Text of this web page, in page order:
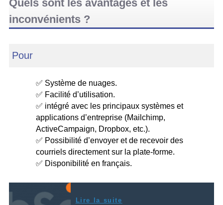
Quels sont les avantages et les
inconvénients ?
Pour
✅ Système de nuages.
✅ Facilité d’utilisation.
✅ intégré avec les principaux systèmes et
applications d’entreprise (Mailchimp,
ActiveCampaign, Dropbox, etc.).
✅ Possibilité d’envoyer et de recevoir des
courriels directement sur la plate-forme.
✅ Disponibilité en français.
Lire la suite